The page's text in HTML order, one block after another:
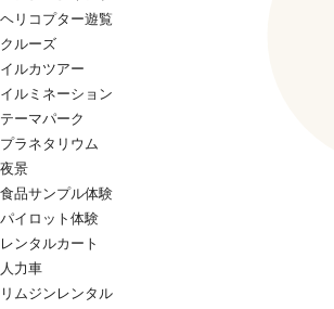
ヘリコプター遊覧
クルーズ
イルカツアー
イルミネーション
テーマパーク
プラネタリウム
夜景
食品サンプル体験
パイロット体験
レンタルカート
人力車
リムジンレンタル